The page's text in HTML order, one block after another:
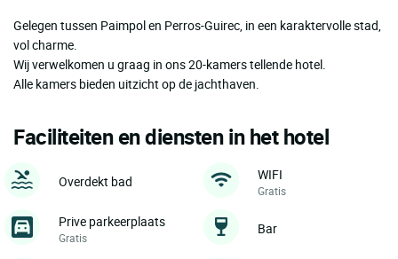
Gelegen tussen Paimpol en Perros-Guirec, in een karaktervolle stad,
vol charme.
Wij verwelkomen u graag in ons 20-kamers tellende hotel.
Alle kamers bieden uitzicht op de jachthaven.
Faciliteiten en diensten in het hotel
Overdekt bad WIFI
Gratis
Prive parkeerplaats
Gratis
Bar